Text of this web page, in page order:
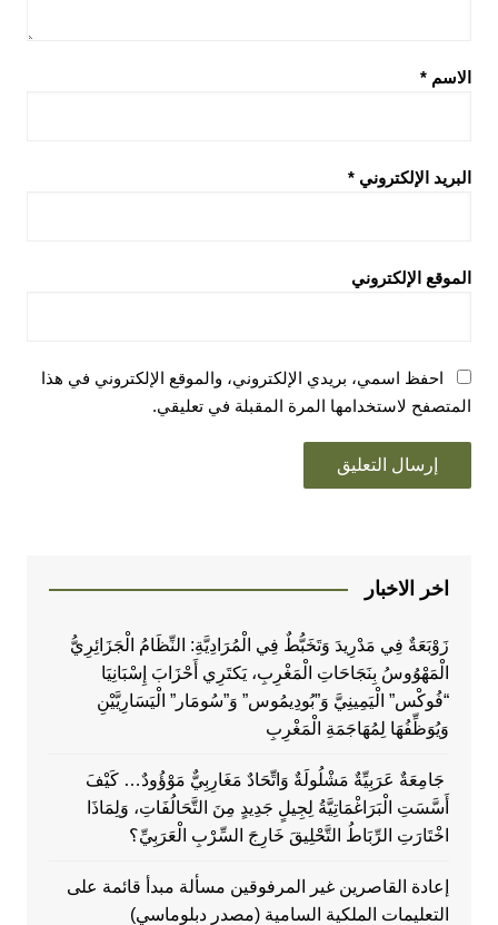
الاسم *
البريد الإلكتروني *
الموقع الإلكتروني
احفظ اسمي، بريدي الإلكتروني، والموقع الإلكتروني في هذا
المتصفح لاستخدامها المرة المقبلة في تعليقي.
اخر الاخبار
زَوْبَعَةٌ فِي مَدْرِيدَ وَتَخَبُّطٌ فِي الْمُرَادِيَّةِ: النِّظَامُ الْجَزَائِرِيُّ
الْمَهْوُوسُ بِنَجَاحَاتِ الْمَغْرِبِ، يَكتَرِي أَحْزَابَ إِسْبَانِيَا
“فُوكْس” الْيَمِينِيَّ وَ”بُودِيمُوس” وَ”سُومَار” الْيَسَارِيَّيْنِ
وَيُوَظِّفُهَا لِمُهَاجَمَةِ الْمَغْرِبِ
جَامِعَةٌ عَرَبِيِّةٌ مَشْلُولَةٌ وَاتِّحَادٌ مَغَارِبِيٌّ مَوْؤُودٌ… كَيْفَ
أَسَّسَتِ الْبَرَاغْمَاتِيَّةُ لِجِيلٍ جَدِيدٍ مِنَ التَّحَالُفَاتِ، وَلِمَاذَا
اخْتَارَتِ الرِّبَاطُ التَّحْلِيقَ خَارِجَ السِّرْبِ الْعَرَبِيِّ؟
إعادة القاصرين غير المرفوقين مسألة مبدأ قائمة على
التعليمات الملكية السامية (مصدر دبلوماسي)